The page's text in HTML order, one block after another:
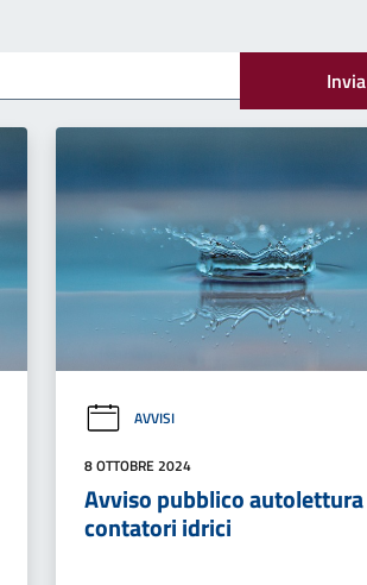
Invia
AVVISI
8 OTTOBRE 2024
Avviso pubblico autolettura
contatori idrici